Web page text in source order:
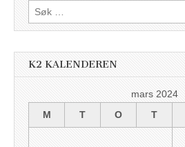
Søk
etter:
K2 KALENDEREN
mars 2024
M
T O T